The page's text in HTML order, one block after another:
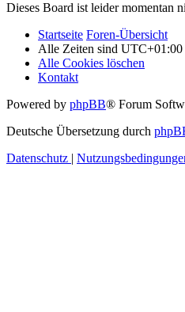
Dieses Board ist leider momentan
Startseite Foren-Übersicht
Alle Zeiten sind UTC+01:00
Alle Cookies löschen
Kontakt
Powered by phpBB® Forum
Deutsche Übersetzung durch
Datenschutz |